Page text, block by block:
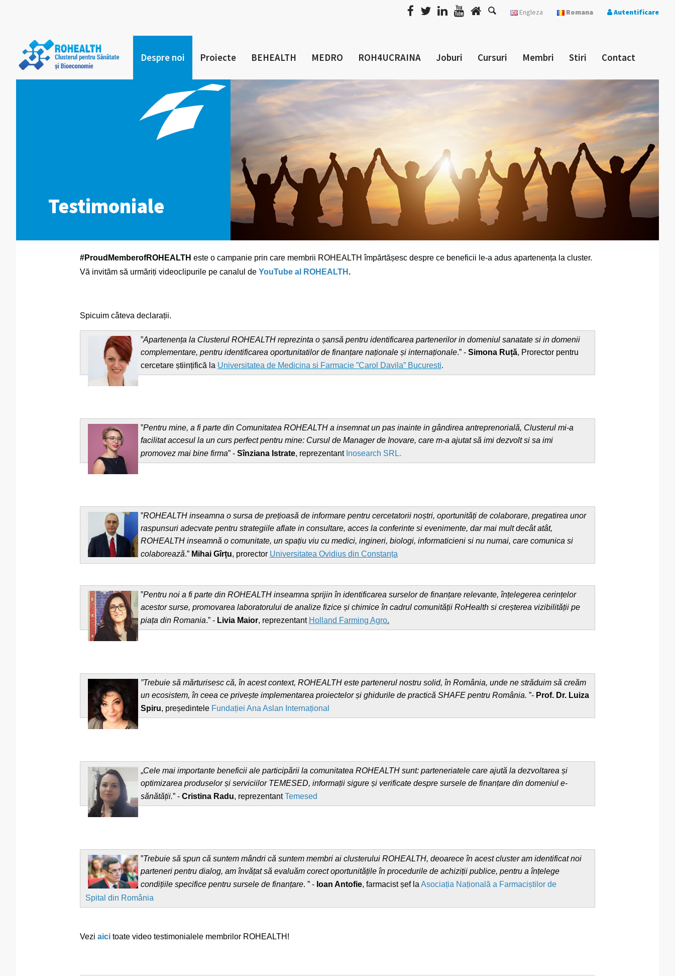
Engleza Romana Autentificare
Despre noi Proiecte BEHEALTH MEDRO ROH4UCRAINA Joburi Cursuri Membri Stiri Contact
Testimoniale
#ProudMemberofROHEALTH este o campanie prin care membrii ROHEALTH împărtășesc despre ce beneficii le-a adus apartenența la cluster.
Vă invităm să urmăriți videoclipurile pe canalul de YouTube al ROHEALTH .
Spicuim câteva declarații.
”Apartenența la Clusterul ROHEALTH reprezinta o șansă pentru identificarea partenerilor in domeniul sanatate si in domenii
complementare, pentru identificarea oportunitatilor de finanțare naționale și internaționale.” - Simona Ruță, Prorector pentru
cercetare științifică la Universitatea de Medicina si Farmacie ”Carol Davila” Bucuresti.
”Pentru mine, a fi parte din Comunitatea ROHEALTH a insemnat un pas inainte in gândirea antreprenorială, Clusterul mi-a
facilitat accesul la un curs perfect pentru mine: Cursul de Manager de Inovare, care m-a ajutat să imi dezvolt si sa imi
promovez mai bine firma” - Sînziana Istrate, reprezentant Inosearch SRL.
”ROHEALTH inseamna o sursa de prețioasă de informare pentru cercetatorii noștri, oportunități de colaborare, pregatirea unor
raspunsuri adecvate pentru strategiile aflate in consultare, acces la conferinte si evenimente, dar mai mult decât atât,
ROHEALTH inseamnă o comunitate, un spațiu viu cu medici, ingineri, biologi, informaticieni si nu numai, care comunica si
colaborează.” Mihai Gîrțu, prorector Universitatea Ovidius din Constanța
”Pentru noi a fi parte din ROHEALTH inseamna sprijin în identificarea surselor de finanțare relevante, înțelegerea cerințelor
acestor surse, promovarea laboratorului de analize fizice și chimice în cadrul comunității RoHealth si creșterea vizibilității pe
piața din Romania.” - Livia Maior, reprezentant Holland Farming Agro.
”Trebuie să mărturisesc că, în acest context, ROHEALTH este partenerul nostru solid, în România, unde ne străduim să creăm
un ecosistem, în ceea ce privește implementarea proiectelor și ghidurile de practică SHAFE pentru România. ”- Prof. Dr. Luiza
Spiru, președintele Fundației Ana Aslan Internațional
„Cele mai importante beneficii ale participării la comunitatea ROHEALTH sunt: parteneriatele care ajută la dezvoltarea și
optimizarea produselor și serviciilor TEMESED, informații sigure și verificate despre sursele de finanțare din domeniul e-
sănătății.” - Cristina Radu, reprezentantTemesed
”Trebuie să spun că suntem mândri că suntem membri ai clusterului ROHEALTH, deoarece în acest cluster am identificat noi
parteneri pentru dialog, am învățat să evaluăm corect oportunitățile în procedurile de achiziții publice, pentru a înțelege
condițiile specifice pentru sursele de finanțare. ” - Ioan Antofie, farmacist șef la Asociația Națională a Farmaciștilor de
Spital din România
Vezi aici toate video testimonialele membrilor ROHEALTH!